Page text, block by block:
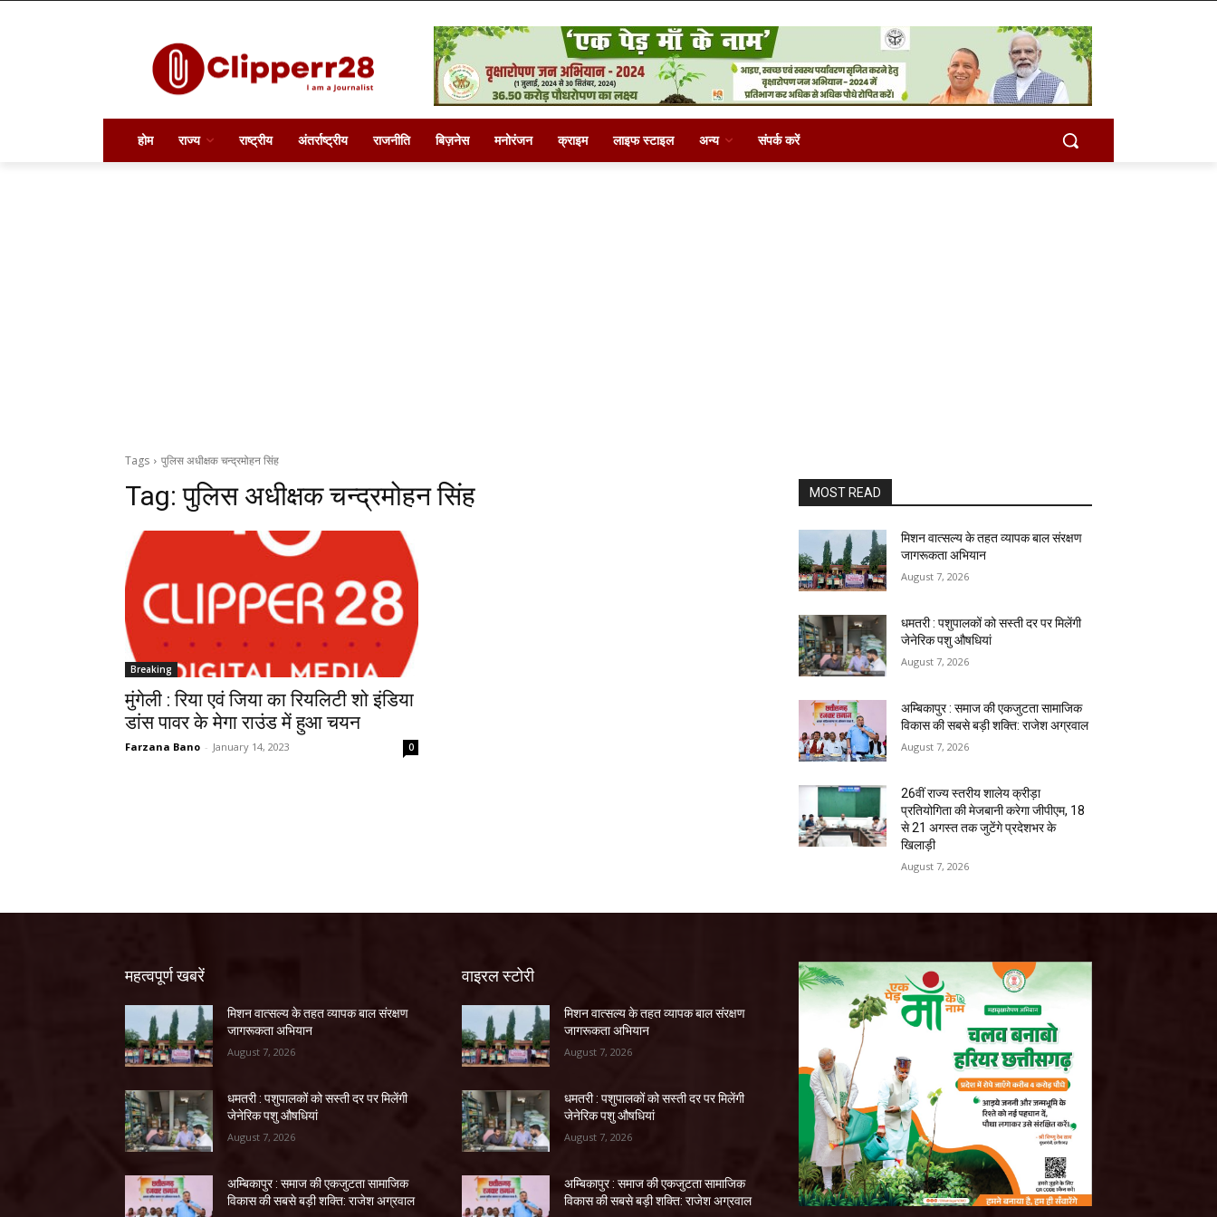
होम राज्य राष्ट्रीय अंतर्राष्ट्रीय राजनीति बिज़नेस मनोरंजन क्राइम लाइफ स्टाइल अन्य संपर्क करें
Tags पुलिस अधीक्षक चन्द्रमोहन सिंह
Tag:पुलिस अधीक्षक चन्द्रमोहन सिंह
Breaking
मुंगेली : रिया एवं जिया का रियलिटी शो इंडिया
डांस पावर के मेगा राउंड में हुआ चयन
Farzana Bano - January 14, 2023 0
MOST READ
मिशन वात्सल्य के तहत व्यापक बाल संरक्षण
जागरूकता अभियान
August 7, 2026
धमतरी : पशुपालकों को सस्ती दर पर मिलेंगी
जेनेरिक पशु औषधियां
August 7, 2026
अम्बिकापुर : समाज की एकजुटता सामाजिक
विकास की सबसे बड़ी शक्ति: राजेश अग्रवाल
August 7, 2026
26वीं राज्य स्तरीय शालेय क्रीड़ा
प्रतियोगिता की मेजबानी करेगा जीपीएम, 18
से 21 अगस्त तक जुटेंगे प्रदेशभर के
खिलाड़ी
August 7, 2026
महत्वपूर्ण खबरें
मिशन वात्सल्य के तहत व्यापक बाल संरक्षण
जागरूकता अभियान
August 7, 2026
धमतरी : पशुपालकों को सस्ती दर पर मिलेंगी
जेनेरिक पशु औषधियां
August 7, 2026
अम्बिकापुर : समाज की एकजुटता सामाजिक
विकास की सबसे बड़ी शक्ति: राजेश अग्रवाल
वाइरल स्टोरी
मिशन वात्सल्य के तहत व्यापक बाल संरक्षण
जागरूकता अभियान
August 7, 2026
धमतरी : पशुपालकों को सस्ती दर पर मिलेंगी
जेनेरिक पशु औषधियां
August 7, 2026
अम्बिकापुर : समाज की एकजुटता सामाजिक
विकास की सबसे बड़ी शक्ति: राजेश अग्रवाल